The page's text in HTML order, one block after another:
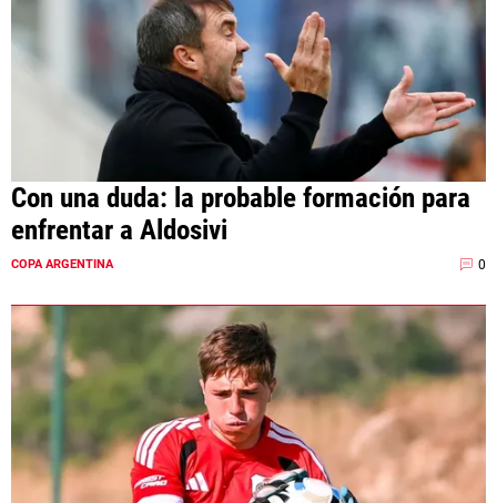
Con una duda: la probable formación para
enfrentar a Aldosivi
COPA ARGENTINA 0